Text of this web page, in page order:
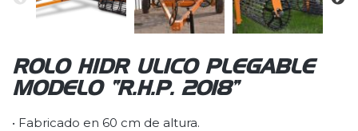
ROLO HIDRÁULICO PLEGABLE
MODELO “R.H.P. 2018”
• Fabricado en 60 cm de altura.